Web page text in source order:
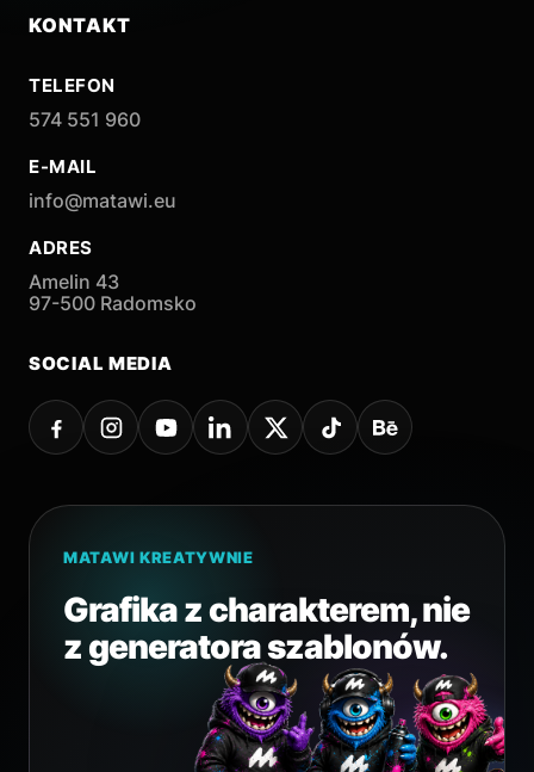
KONTAKT
TELEFON
574 551 960
E-MAIL
info@matawi.eu
ADRES
Amelin 43
97-500 Radomsko
SOCIAL MEDIA
MATAWI KREATYWNIE
Grafika z charakterem, nie
z generatora szablonów.